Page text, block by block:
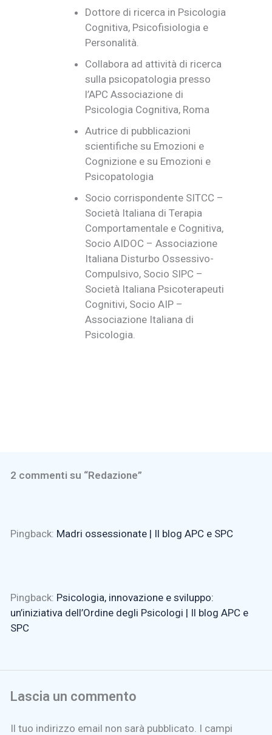
Dottore di ricerca in Psicologia
Cognitiva, Psicofisiologia e
Personalità.
Collabora ad attività di ricerca
sulla psicopatologia presso
l’APC Associazione di
Psicologia Cognitiva, Roma
Autrice di pubblicazioni
scientifiche su Emozioni e
Cognizione e su Emozioni e
Psicopatologia
Socio corrispondente SITCC –
Società Italiana di Terapia
Comportamentale e Cognitiva,
Socio AIDOC – Associazione
Italiana Disturbo Ossessivo-
Compulsivo, Socio SIPC –
Società Italiana Psicoterapeuti
Cognitivi, Socio AIP –
Associazione Italiana di
Psicologia.
2 commenti su “Redazione”
Pingback: Madri ossessionate | Il blog APC e SPC
Pingback: Psicologia, innovazione e sviluppo:
un’iniziativa dell’Ordine degli Psicologi | Il blog APC e
SPC
Lascia un commento
Il tuo indirizzo email non sarà pubblicato. I campi